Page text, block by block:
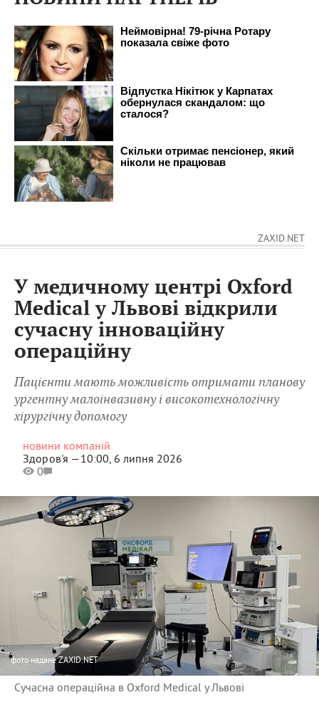
ZAXID.NET
У медичному центрі Oxford
Medical у Львові відкрили
сучасну інноваційну
операційну
Пацієнти мають можливість отримати планову
ургентну малоінвазивну і високотехнологічну
хірургічну допомогу
новини компаній
Здоров'я —10:00, 6 липня 2026
0
фото надане ZAXID.NET
Сучасна операційна в Oxford Medical у Львові